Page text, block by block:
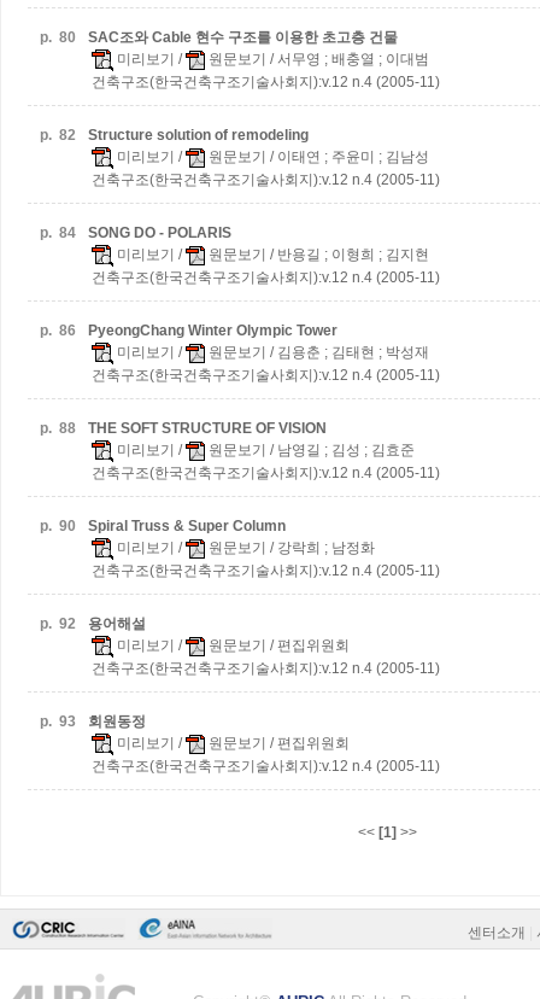
p. 80
SAC조와 Cable 현수 구조를 이용한 초고층 건물
미리보기 / 원문보기 / 서무영 ; 배충열 ; 이대범
건축구조(한국건축구조기술사회지):v.12 n.4 (2005-11)
p. 82
Structure solution of remodeling
미리보기 / 원문보기 / 이태연 ; 주윤미 ; 김남성
건축구조(한국건축구조기술사회지):v.12 n.4 (2005-11)
p. 84
SONG DO - POLARIS
미리보기 / 원문보기 / 반용길 ; 이형희 ; 김지현
건축구조(한국건축구조기술사회지):v.12 n.4 (2005-11)
p. 86
PyeongChang Winter Olympic Tower
미리보기 / 원문보기 / 김용춘 ; 김태현 ; 박성재
건축구조(한국건축구조기술사회지):v.12 n.4 (2005-11)
p. 88
THE SOFT STRUCTURE OF VISION
미리보기 / 원문보기 / 남영길 ; 김성 ; 김효준
건축구조(한국건축구조기술사회지):v.12 n.4 (2005-11)
p. 90
Spiral Truss & Super Column
미리보기 / 원문보기 / 강락희 ; 남정화
건축구조(한국건축구조기술사회지):v.12 n.4 (2005-11)
p. 92
용어해설
미리보기 / 원문보기 / 편집위원회
건축구조(한국건축구조기술사회지):v.12 n.4 (2005-11)
p. 93
회원동정
미리보기 / 원문보기 / 편집위원회
건축구조(한국건축구조기술사회지):v.12 n.4 (2005-11)
<< [1] >>
센터소개